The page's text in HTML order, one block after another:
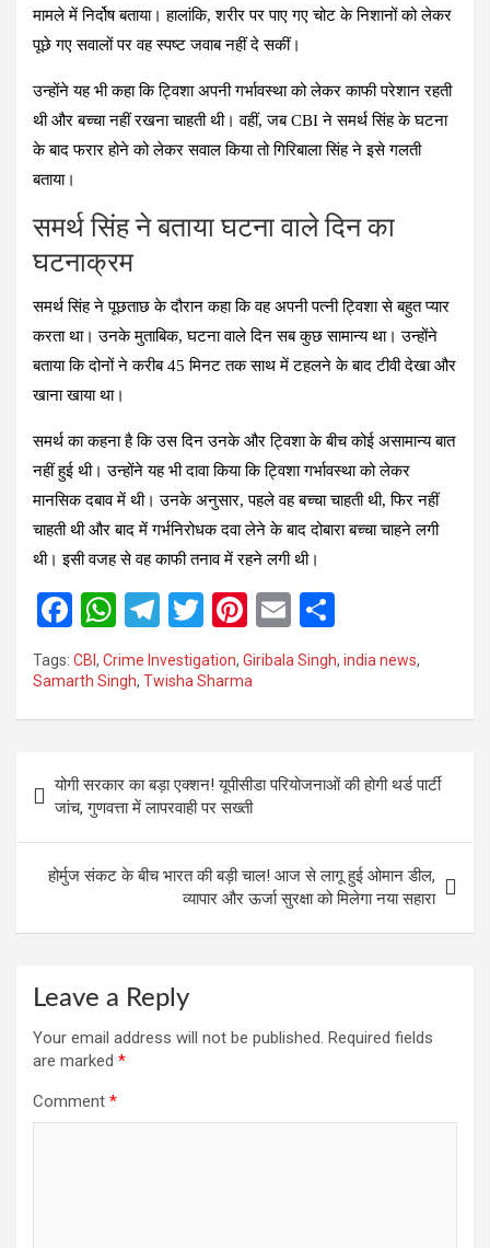
मामले में निर्दोष बताया। हालांकि, शरीर पर पाए गए चोट के निशानों को लेकर
पूछे गए सवालों पर वह स्पष्ट जवाब नहीं दे सकीं।
उन्होंने यह भी कहा कि ट्विशा अपनी गर्भावस्था को लेकर काफी परेशान रहती
थी और बच्चा नहीं रखना चाहती थी। वहीं, जब CBI ने समर्थ सिंह के घटना
के बाद फरार होने को लेकर सवाल किया तो गिरिबाला सिंह ने इसे गलती
बताया।
समर्थ सिंह ने बताया घटना वाले दिन का
घटनाक्रम
समर्थ सिंह ने पूछताछ के दौरान कहा कि वह अपनी पत्नी ट्विशा से बहुत प्यार
करता था। उनके मुताबिक, घटना वाले दिन सब कुछ सामान्य था। उन्होंने
बताया कि दोनों ने करीब 45 मिनट तक साथ में टहलने के बाद टीवी देखा और
खाना खाया था।
समर्थ का कहना है कि उस दिन उनके और ट्विशा के बीच कोई असामान्य बात
नहीं हुई थी। उन्होंने यह भी दावा किया कि ट्विशा गर्भावस्था को लेकर
मानसिक दबाव में थी। उनके अनुसार, पहले वह बच्चा चाहती थी, फिर नहीं
चाहती थी और बाद में गर्भनिरोधक दवा लेने के बाद दोबारा बच्चा चाहने लगी
थी। इसी वजह से वह काफी तनाव में रहने लगी थी।
F
a
ce
b
o
k
W
h
at
s
p
p
T
e
gr
m
T
wi
tt
er
Pi
nt
er
es
E
m
ail
h
ar
e
Tags: CBI , Crime Investigation, Giribala Singh, india news,
Samarth Singh, Twisha Sharma
navigation
योगी सरकार का बड़ा एक्शन! यूपीसीडा परियोजनाओं की होगी थर्ड पार्टी
जांच, गुणवत्ता में लापरवाही पर सख्ती
होर्मुज संकट के बीच भारत की बड़ी चाल! आज से लागू हुई ओमान डील,
व्यापार और ऊर्जा सुरक्षा को मिलेगा नया सहारा
Leave a Reply
Your email address will not be published. Required fields
are marked *
Comment *